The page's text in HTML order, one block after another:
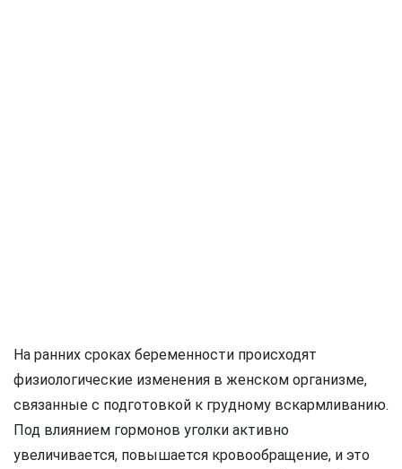
На ранних сроках беременности происходят
физиологические изменения в женском организме,
связанные с подготовкой к грудному вскармливанию.
Под влиянием гормонов уголки активно
увеличивается, повышается кровообращение, и это